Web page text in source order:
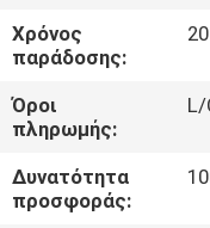
ΖΗΤΉΣΤΕ
ΈΝΑ
ΑΠΌΣΠΑΣΜΑ
SITEMAP
Χρόνος
παράδοσης:
Όροι
πληρωμής:
L/
Δυνατότητα
προσφοράς: